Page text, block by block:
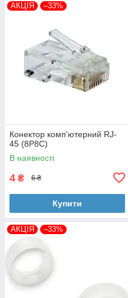
АКЦІЯ –33%
Конектор комп'ютерний RJ-
45 (8P8C)
В наявності
4 ₴ 6 ₴
Купити
АКЦІЯ –33%